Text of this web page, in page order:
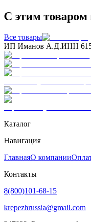
С этим
Все товары
ИП Иманов А.Д.ИНН
Каталог
Навигация
ГлавнаяО компании
Контакты
8(800)101-68-15
krepezhrussia@gmail.com